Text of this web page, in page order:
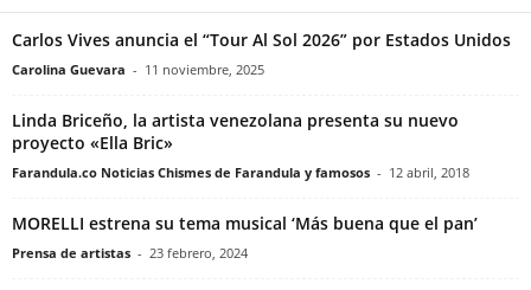
Carlos Vives anuncia el “Tour Al Sol 2026” por Estados Unidos
Carolina Guevara - 11 noviembre, 2025
Linda Briceño, la artista venezolana presenta su nuevo
proyecto «Ella Bric»
Farandula.co Noticias Chismes de Farandula y famosos - 12 abril, 2018
MORELLI estrena su tema musical ‘Más buena que el pan’
Prensa de artistas - 23 febrero, 2024